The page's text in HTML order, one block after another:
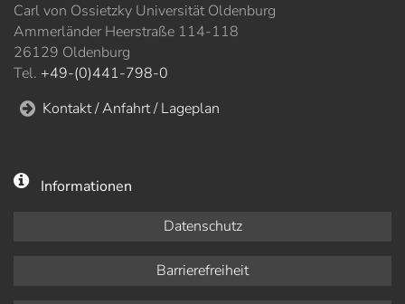
Carl von Ossietzky Universität Oldenburg
Ammerländer Heerstraße 114-118
26129 Oldenburg
Tel. +49-(0)441-798-0
Kontakt / Anfahrt / Lageplan
Informationen
Datenschutz
Barrierefreiheit